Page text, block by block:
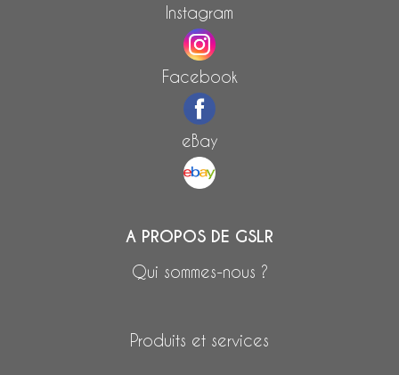
Instagram
Facebook
eBay
A PROPOS DE GSLR
Qui sommes-nous ?
Produits et services